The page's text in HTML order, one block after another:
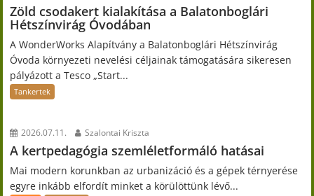
Zöld csodakert kialakítása a Balatonboglári
Hétszínvirág Óvodában
A WonderWorks Alapítvány a Balatonboglári Hétszínvirág
Óvoda környezeti nevelési céljainak támogatására sikeresen
pályázott a Tesco „Start...
Tankertek
2026.07.11. Szalontai Kriszta
A kertpedagógia szemléletformáló hatásai
Mai modern korunkban az urbanizáció és a gépek térnyerése
egyre inkább elfordít minket a körülöttünk lévő...